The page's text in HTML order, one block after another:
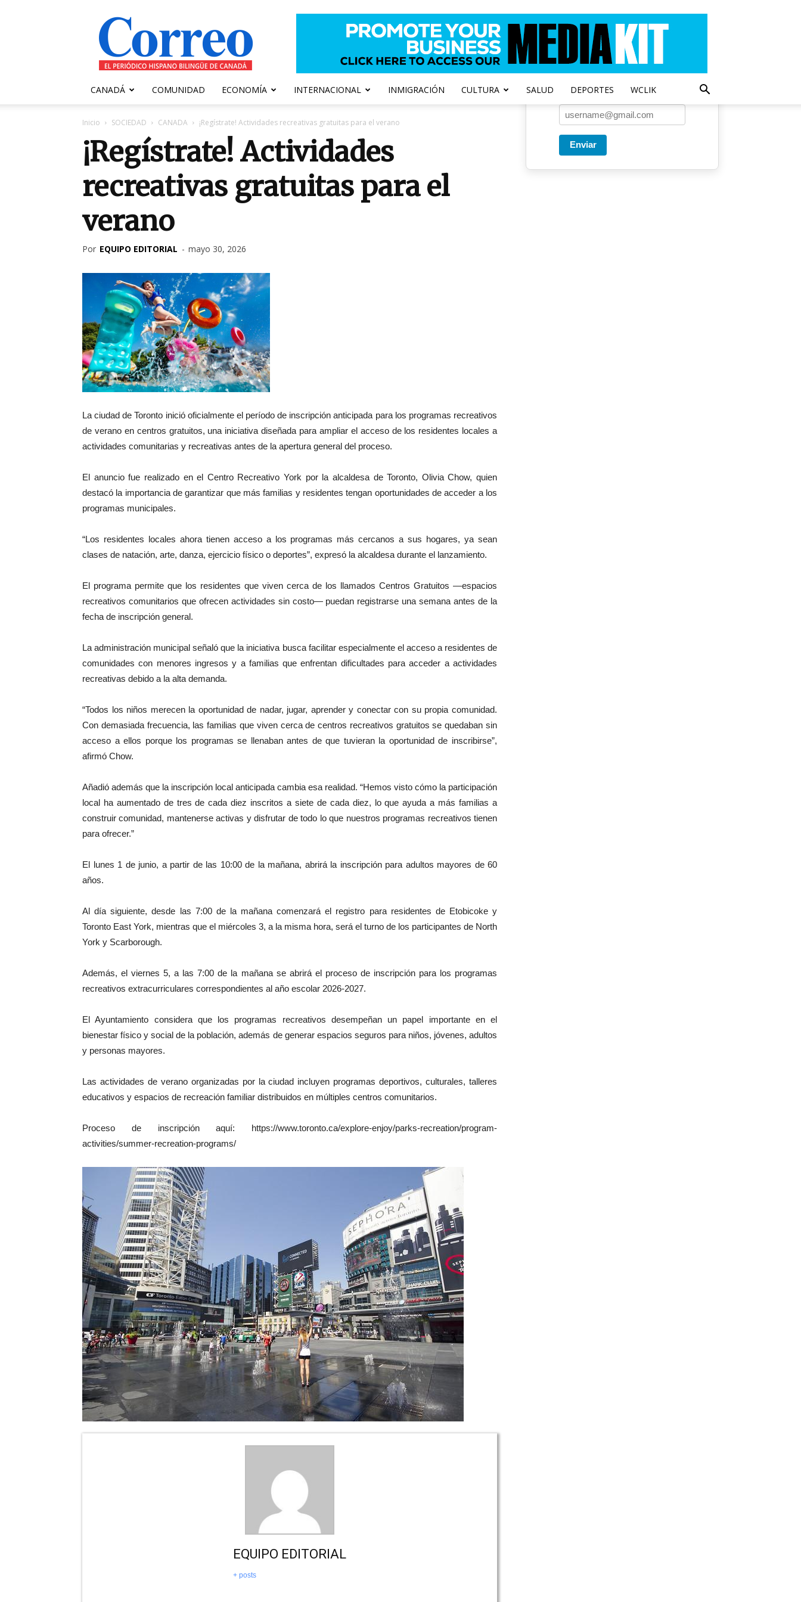
Correo
Canadiense
CANADÁ COMUNIDAD ECONOMÍA INTERNACIONAL INMIGRACIÓN CULTURA SALUD DEPORTES WCLIK
Inicio SOCIEDAD CANADA ¡Regístrate! Actividades recreativas gratuitas para el verano
¡Regístrate! Actividades
recreativas gratuitas para el
verano
Por EQUIPO EDITORIAL - mayo 30, 2026
La ciudad de Toronto inició oficialmente el período de inscripción anticipada para los programas recreativos
de verano en centros gratuitos, una iniciativa diseñada para ampliar el acceso de los residentes locales a
actividades comunitarias y recreativas antes de la apertura general del proceso.
El anuncio fue realizado en el Centro Recreativo York por la alcaldesa de Toronto, Olivia Chow, quien
destacó la importancia de garantizar que más familias y residentes tengan oportunidades de acceder a los
programas municipales.
“Los residentes locales ahora tienen acceso a los programas más cercanos a sus hogares, ya sean
clases de natación, arte, danza, ejercicio físico o deportes”, expresó la alcaldesa durante el lanzamiento.
El programa permite que los residentes que viven cerca de los llamados Centros Gratuitos —espacios
recreativos comunitarios que ofrecen actividades sin costo— puedan registrarse una semana antes de la
fecha de inscripción general.
La administración municipal señaló que la iniciativa busca facilitar especialmente el acceso a residentes de
comunidades con menores ingresos y a familias que enfrentan dificultades para acceder a actividades
recreativas debido a la alta demanda.
“Todos los niños merecen la oportunidad de nadar, jugar, aprender y conectar con su propia comunidad.
Con demasiada frecuencia, las familias que viven cerca de centros recreativos gratuitos se quedaban sin
acceso a ellos porque los programas se llenaban antes de que tuvieran la oportunidad de inscribirse”,
afirmó Chow.
Añadió además que la inscripción local anticipada cambia esa realidad. “Hemos visto cómo la participación
local ha aumentado de tres de cada diez inscritos a siete de cada diez, lo que ayuda a más familias a
construir comunidad, mantenerse activas y disfrutar de todo lo que nuestros programas recreativos tienen
para ofrecer.”
El lunes 1 de junio, a partir de las 10:00 de la mañana, abrirá la inscripción para adultos mayores de 60
años.
Al día siguiente, desde las 7:00 de la mañana comenzará el registro para residentes de Etobicoke y
Toronto East York, mientras que el miércoles 3, a la misma hora, será el turno de los participantes de North
York y Scarborough.
Además, el viernes 5, a las 7:00 de la mañana se abrirá el proceso de inscripción para los programas
recreativos extracurriculares correspondientes al año escolar 2026-2027.
El Ayuntamiento considera que los programas recreativos desempeñan un papel importante en el
bienestar físico y social de la población, además de generar espacios seguros para niños, jóvenes, adultos
y personas mayores.
Las actividades de verano organizadas por la ciudad incluyen programas deportivos, culturales, talleres
educativos y espacios de recreación familiar distribuidos en múltiples centros comunitarios.
Proceso de inscripción aquí: https://www.toronto.ca/explore-enjoy/parks-recreation/program-
activities/summer-recreation-programs/
EQUIPO EDITORIAL
+ posts
Una vez a la semana enviamos
Enviar
Entregado por SendPulse